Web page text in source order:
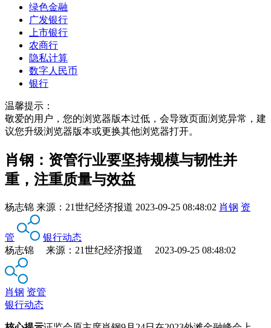
绿色金融
广发银行
上市银行
农商行
隐私计算
数字人民币
银行
温馨提示：
敬爱的用户，您的浏览器版本过低，会导致页面浏览异常，建
议您升级浏览器版本或更换其他浏览器打开。
肖钢：资管行业要坚持规模与韧性并
重，注重质量与效益
杨志锦 来源： 21世纪经济报道 2023-09-25 08:48:02 肖钢 资
管
银行动态
杨志锦 来源：21世纪经济报道 2023-09-25 08:48:02
肖钢 资管
银行动态